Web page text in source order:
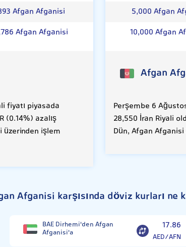
Afgan Afganisi
Afgan Afganisi
fiyatı piyasada
(0.14%) azalış
üzerinden işlem
5,000 Afgan
10,000 Afgan
Afgan
Perşembe 6
28,550 İran Riyali
Dün, Afgan
Afganisi karşısında döviz kurları ne
BAE Dirhemi'den Afgan
Afganisi'a
17.86
AED/AFN